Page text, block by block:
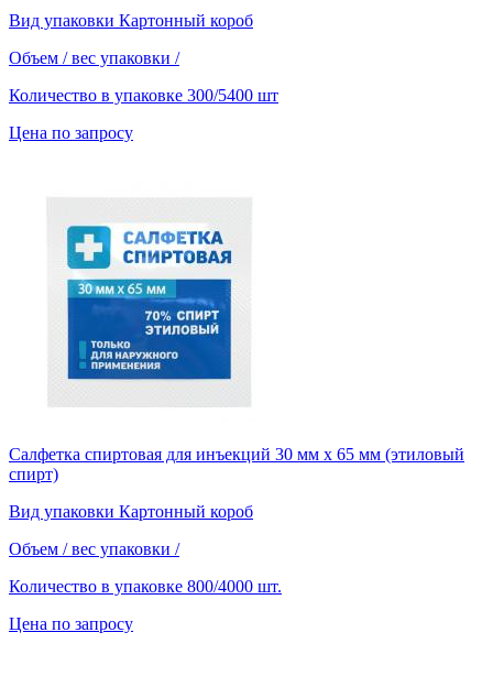
Вид упаковки Картонный короб
Объем / вес упаковки /
Количество в упаковке 300/5400 шт
Цена по запросу
Салфетка спиртовая для инъекций 30 мм х 65 мм (этиловый
спирт)
Вид упаковки Картонный короб
Объем / вес упаковки /
Количество в упаковке 800/4000 шт.
Цена по запросу